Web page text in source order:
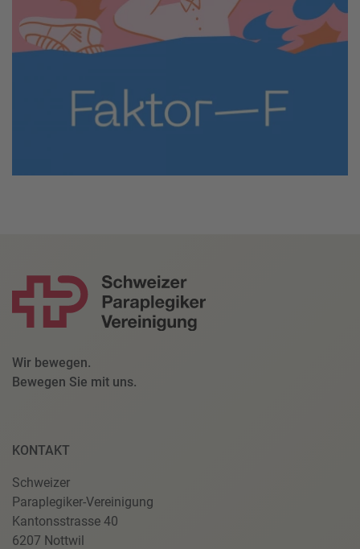
Wir bewegen.
Bewegen Sie mit uns.
KONTAKT
Schweizer
Paraplegiker-Vereinigung
Kantonsstrasse 40
6207 Nottwil